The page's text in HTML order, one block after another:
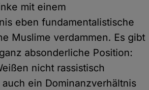
mit einem
eben fundamentalistische
Muslime verdammen. Es gibt
absonderliche Position:
nicht rassistisch
ein Dominanzverhältnis